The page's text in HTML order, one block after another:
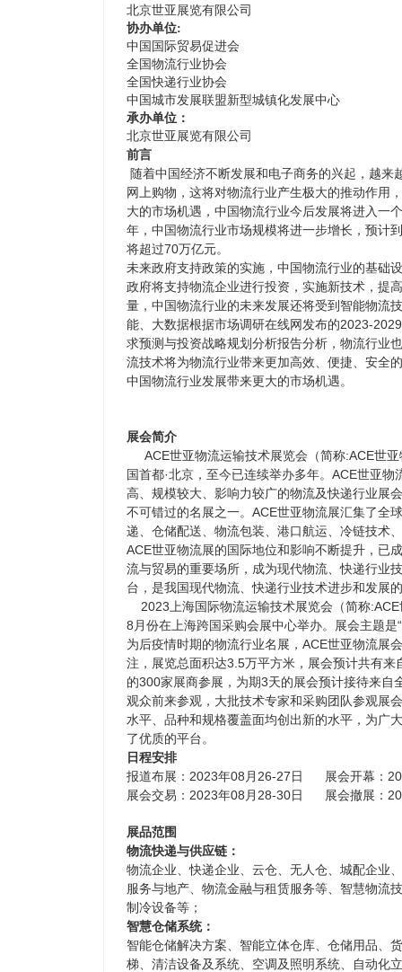
北京世亚展览有限公司
协办单位:
中国国际贸易促进会
全国物流行业协会
全国快递行业协会
中国城市发展联盟新型城镇化发展中心
承办单位：
北京世亚展览有限公司
前言
随着中国经济不断发展和电子商务的兴起，越来
网上购物，这将对物流行业产生极大的推动作用
大的市场机遇，中国物流行业今后发展将进入一
年，中国物流行业市场规模将进一步增长，预计
将超过70万亿元。
未来政府支持政策的实施，中国物流行业的基础
政府将支持物流企业进行投资，实施新技术，提
量，中国物流行业的未来发展还将受到智能物流
能、大数据根据市场调研在线网发布的2023-
求预测与投资战略规划分析报告分析，物流行业
流技术将为物流行业带来更加高效、便捷、安全
中国物流行业发展带来更大的市场机遇。
展会简介
ACE世亚物流运输技术展览会（简称:ACE世亚
国首都·北京，至今已连续举办多年。ACE世亚物
高、规模较大、影响力较广的物流及快递行业展
不可错过的名展之一。ACE世亚物流展汇集了全
递、仓储配送、物流包装、港口航运、冷链技术
ACE世亚物流展的国际地位和影响不断提升，已
流与贸易的重要场所，成为现代物流、快递行业
台，是我国现代物流、快递行业技术进步和发展
2023上海国际物流运输技术展览会（简称
8月份在上海跨国采购会展中心举办。展会主题是
为后疫情时期的物流行业名展，ACE世亚物流展
注，展览总面积达3.5万平方米，展会预计共有来
的300家展商参展，为期3天的展会预计接待来自
观众前来参观，大批技术专家和采购团队参观展
水平、品种和规格覆盖面均创出新的水平，为广
了优质的平台。
日程安排
报道布展：2023年08月26-27日 展会开幕：
展会交易：2023年08月28-30日 展会撤展：
展品范围
物流快递与供应链：
物流企业、快递企业、云仓、无人仓、城配企业
服务与地产、物流金融与租赁服务等、智慧物流
制冷设备等；
智慧仓储系统：
智能仓储解决方案、智能立体仓库、仓储用品、
梯、清洁设备及系统、空调及照明系统、自动化